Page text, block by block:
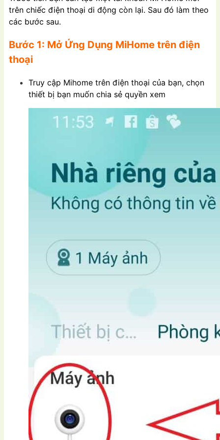
trên chiếc điện thoại di động còn lại. Sau đó làm theo
các bước sau.
Bước 1: Mở Ứng Dụng MiHome trên điện
thoại
Truy cập Mihome trên điện thoại của bạn, chọn
thiết bị bạn muốn chia sẻ quyền xem